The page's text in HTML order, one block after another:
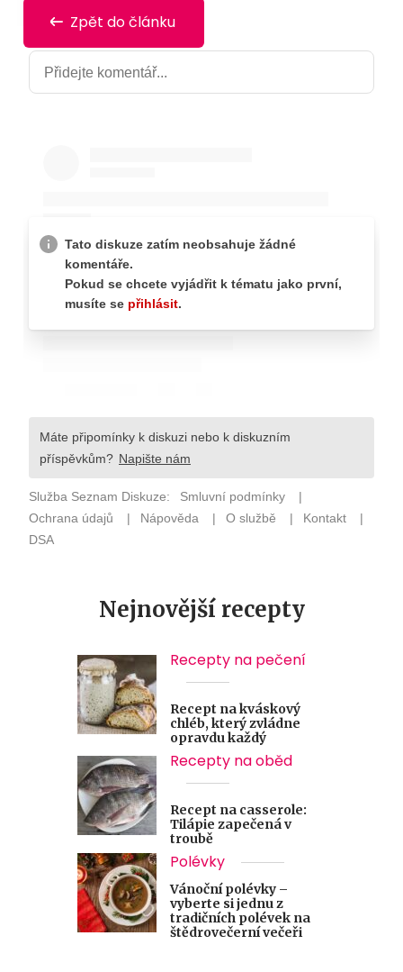
Zpět do článku
Nejnovější recepty
Recepty na pečení
Recept na kváskový
chléb, který zvládne
opravdu každý
Recepty na oběd
Recept na casserole:
Tilápie zapečená v
troubě
Polévky
Vánoční polévky –
vyberte si jednu z
tradičních polévek na
štědrovečerní večeři